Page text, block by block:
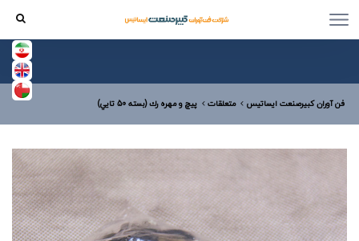
فن آوران کبیرصنعت ایساتیس متعلقات پيچ و مهره رك (بسته 50 تايي)